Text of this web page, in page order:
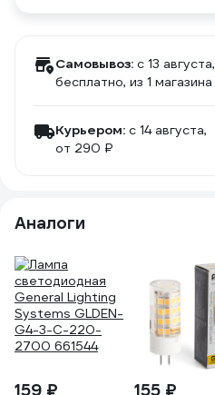
Самовывоз: c 13 августа,
бесплатно, из 1 магазина
Курьером: c 14 августа,
от 290 ₽
Аналоги
159 ₽ 155 ₽